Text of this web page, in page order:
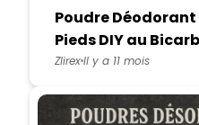
Poudre
Pieds DIY au
Amidon
ZlirexIl y a 11 mois